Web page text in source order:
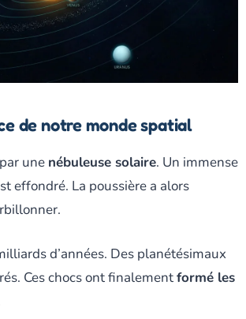
de notre monde spatial
une nébuleuse solaire. Un immense
effondré. La poussière a alors
d’années. Des planétésimaux
Ces chocs ont finalementformé les